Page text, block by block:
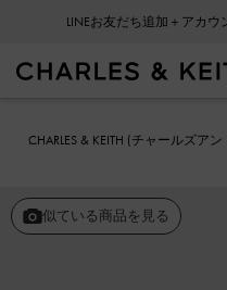
LINEお友だち追加＋アカ
CHARLES & KEITH (チャールズア
似ている商品を見る